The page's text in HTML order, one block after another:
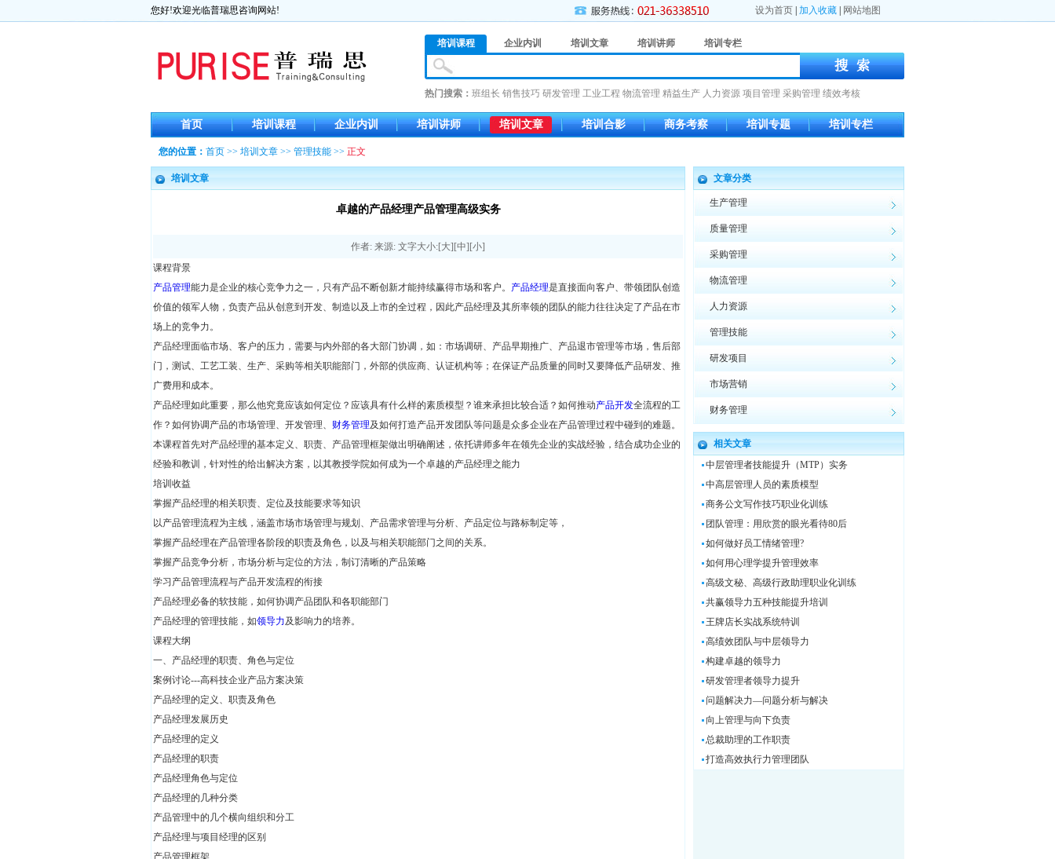
您好!欢迎光临普瑞思咨询网站! 设为首页 加入收藏 网站地图
培训课程 企业内训 培训文章 培训讲师 培训专栏
热门搜索： 班组长 销售技巧 研发管理 工业工程 物流管理 精益生产 人力资源 项目管理 采购管理 绩效考核
首页 培训课程 企业内训 培训讲师 培训文章 培训合影 商务考察 培训专题 培训专栏
您的位置： 首页 >> 培训文章 >> 管理技能 >> 正文
培训文章
卓越的产品经理产品管理高级实务
作者: 来源: 文字大小:[大][中][小]
课程背景
产品管理能力是企业的核心竞争力之一，只有产品不断创新才能持续赢得市场和客户。 产品经理是直接面向客户、带领团队创造
价值的领军人物，负责产品从创意到开发、制造以及上市的全过程，因此产品经理及其所率领的团队的能力往往决定了产品在市
场上的竞争力。
产品经理面临市场、客户的压力，需要与内外部的各大部门协调，如：市场调研、产品早期推广、产品退市管理等市场，售后部
门，测试、工艺工装、生产、采购等相关职能部门，外部的供应商、认证机构等；在保证产品质量的同时又要降低产品研发、推
广费用和成本。
产品经理如此重要，那么他究竟应该如何定位？应该具有什么样的素质模型？谁来承担比较合适？如何推动产品开发全流程的工
作？如何协调产品的市场管理、开发管理、 财务管理及如何打造产品开发团队等问题是众多企业在产品管理过程中碰到的难题。
本课程首先对产品经理的基本定义、职责、产品管理框架做出明确阐述，依托讲师多年在领先企业的实战经验，结合成功企业的
经验和教训，针对性的给出解决方案，以其教授学院如何成为一个卓越的产品经理之能力
培训收益
掌握产品经理的相关职责、定位及技能要求等知识
以产品管理流程为主线，涵盖市场市场管理与规划、产品需求管理与分析、产品定位与路标制定等，
掌握产品经理在产品管理各阶段的职责及角色，以及与相关职能部门之间的关系。
掌握产品竞争分析，市场分析与定位的方法，制订清晰的产品策略
学习产品管理流程与产品开发流程的衔接
产品经理必备的软技能，如何协调产品团队和各职能部门
产品经理的管理技能，如领导力及影响力的培养。
课程大纲
一、产品经理的职责、角色与定位
案例讨论---高科技企业产品方案决策
产品经理的定义、职责及角色
产品经理发展历史
产品经理的定义
产品经理的职责
产品经理角色与定位
产品经理的几种分类
产品管理中的几个横向组织和分工
产品经理与项目经理的区别
产品管理框架
文章分类
生产管理
质量管理
采购管理
物流管理
人力资源
管理技能
研发项目
市场营销
财务管理
相关文章
中层管理者技能提升（MTP）实务
中高层管理人员的素质模型
商务公文写作技巧职业化训练
团队管理：用欣赏的眼光看待80后
如何做好员工情绪管理?
如何用心理学提升管理效率
高级文秘、高级行政助理职业化训练
共赢领导力五种技能提升培训
王牌店长实战系统特训
高绩效团队与中层领导力
构建卓越的领导力
研发管理者领导力提升
问题解决力—问题分析与解决
向上管理与向下负责
总裁助理的工作职责
打造高效执行力管理团队